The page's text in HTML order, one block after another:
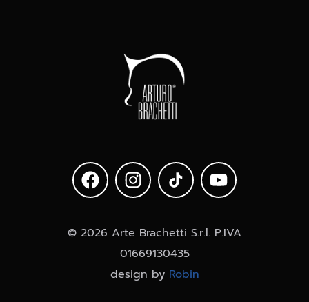
© 2026 Arte Brachetti S.r.l. P.IVA
01669130435
design by Robin